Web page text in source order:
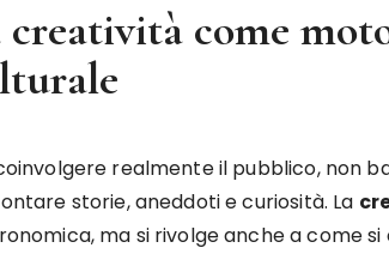
creatività come
realmente il pubblico, non
storie, aneddoti e curiosità. La
ma si rivolge anche a come